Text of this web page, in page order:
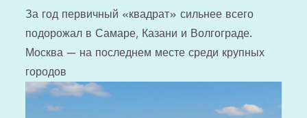
За год первичный «квадрат» сильнее всего
подорожал в Самаре, Казани и Волгограде.
Москва — на последнем месте среди крупных
городов